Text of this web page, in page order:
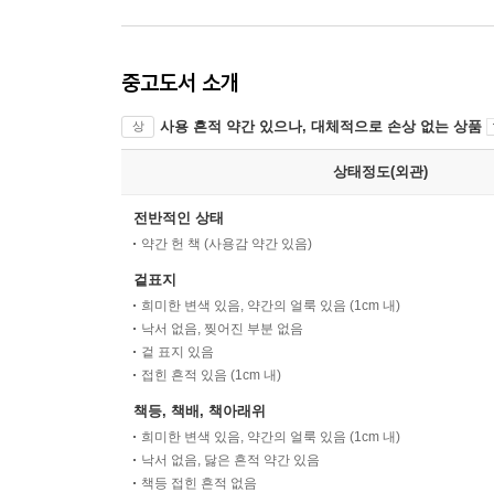
중고도서 소개
상 사용 흔적 약간 있으나, 대체적으로 손상 없는 상품
상태정도(외관)
전반적인 상태
약간 헌 책 (사용감 약간 있음)
겉표지
희미한 변색 있음, 약간의 얼룩 있음 (1cm 내)
낙서 없음, 찢어진 부분 없음
겉 표지 있음
접힌 흔적 있음 (1cm 내)
책등, 책배, 책아래위
희미한 변색 있음, 약간의 얼룩 있음 (1cm 내)
낙서 없음, 닳은 흔적 약간 있음
책등 접힌 흔적 없음